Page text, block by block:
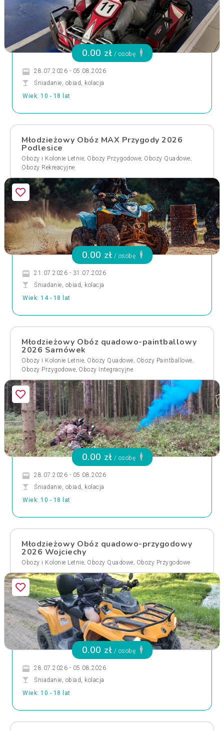
0.00 zł / osobę
28.07.2026 - 05.08.2026
Śniadanie, obiad, kolacja
Wiek: 10 - 18 lat
Młodzieżowy Obóz MAX Przygody 2026
Podlesice
Obozy i Kolonie Letnie, Obozy Przygodowe, Obozy Quadowe,
Obozy Rekreacyjne
0.00 zł / osobę
21.07.2026 - 31.07.2026
Śniadanie, obiad, kolacja
Wiek: 14 - 18 lat
Młodzieżowy Obóz quadowo-paintballowy
2026 Sarnówek
Obozy i Kolonie Letnie, Obozy Quadowe, Obozy Paintballowe,
Obozy Przygodowe, Obozy Integracyjne
0.00 zł / osobę
28.07.2026 - 05.08.2026
Śniadanie, obiad, kolacja
Wiek: 10 - 18 lat
Młodzieżowy Obóz quadowo-przygodowy
2026 Wojciechy
Obozy i Kolonie Letnie, Obozy Quadowe, Obozy Przygodowe
0.00 zł / osobę
28.07.2026 - 05.08.2026
Śniadanie, obiad, kolacja
Wiek: 10 - 18 lat